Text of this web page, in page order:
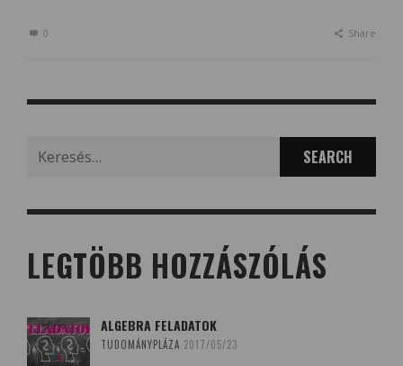
0 Share
for:
LEGTÖBB HOZZÁSZÓLÁS
ALGEBRA FELADATOK
TUDOMÁNYPLÁZA 2017/05/23